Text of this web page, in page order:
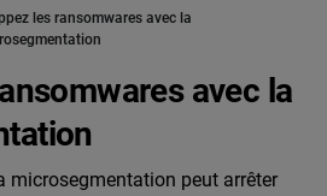
les ransomwares avec la
avec la
microsegmentation peut arrêter